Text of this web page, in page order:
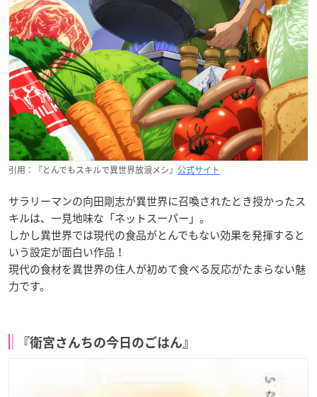
引用：『とんでもスキルで異世界放浪メシ』 公式サイト
サラリーマンの向田剛志が異世界に召喚されたとき授かったス
キルは、一見地味な「ネットスーパー」。
しかし異世界では現代の食品がとんでもない効果を発揮すると
いう設定が面白い作品！
現代の食材を異世界の住人が初めて食べる反応がたまらない魅
力です。
『衛宮さんちの今日のごはん』